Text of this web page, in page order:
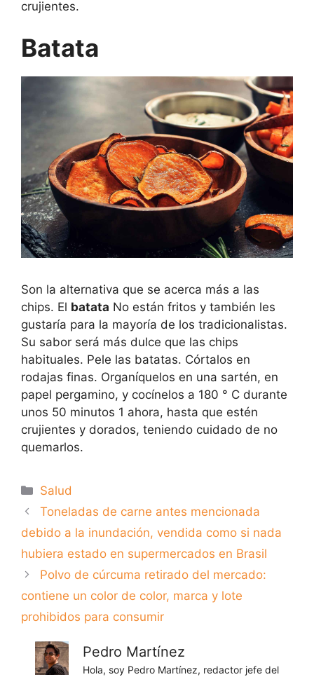
crujientes.
Batata
Son la alternativa que se acerca más a las
chips. El batata No están fritos y también les
gustaría para la mayoría de los tradicionalistas.
Su sabor será más dulce que las chips
habituales. Pele las batatas. Córtalos en
rodajas finas. Organíquelos en una sartén, en
papel pergamino, y cocínelos a 180 ° C durante
unos 50 minutos 1 ahora, hasta que estén
crujientes y dorados, teniendo cuidado de no
quemarlos.
Categorías
Salud
Toneladas de carne antes mencionada
debido a la inundación, vendida como si nada
hubiera estado en supermercados en Brasil
Polvo de cúrcuma retirado del mercado:
contiene un color de color, marca y lote
prohibidos para consumir
Pedro Martínez
Hola, soy Pedro Martínez, redactor jefe del